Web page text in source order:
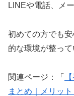
LINEや電話、メ
初めての方でも
的な環境が整っ
関連ページ：「
まとめ｜メリッ